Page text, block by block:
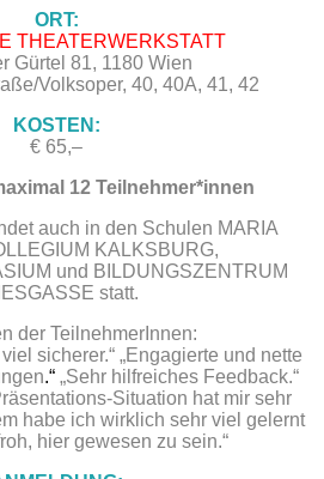
ORT:
THEATERWERKSTATT
Gürtel 81, 1180 Wien
Volksoper, 40, 40A, 41, 42
KOSTEN:
€ 65,–
12 Teilnehmer*innen
auch in den Schulen MARIA
KALKSBURG,
und BILDUNGSZENTRUM
statt.
der TeilnehmerInnen:
sicherer.“ „Engagierte und nette
.“ „Sehr hilfreiches Feedback.“
Situation hat mir sehr
habe ich wirklich sehr viel gelernt
hier gewesen zu sein.“